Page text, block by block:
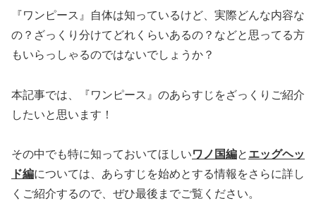
『ワンピース』自体は知っているけど、実際どんな内容な
の？ざっくり分けてどれくらいあるの？などと思ってる方
もいらっしゃるのではないでしょうか？
本記事では、『ワンピース』のあらすじをざっくりご紹介
したいと思います！
その中でも特に知っておいてほしいワノ国編と エッグヘッ
ド編については、あらすじを始めとする情報をさらに詳し
くご紹介するので、ぜひ最後までご覧ください。